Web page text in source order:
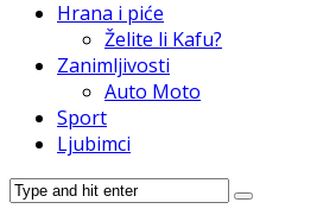
Hrana i piće
Želite li Kafu?
Zanimljivosti
Auto Moto
Sport
Ljubimci